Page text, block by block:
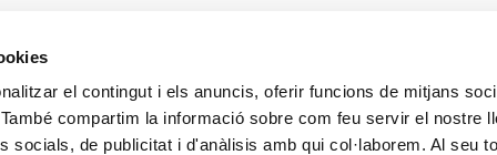
el contingut i els anuncis, oferir funcions de mitjans
compartim la informació sobre com feu servir el nostre
socials, de publicitat i d'anàlisis amb qui col·laborem. Al seu
aquesta notícia